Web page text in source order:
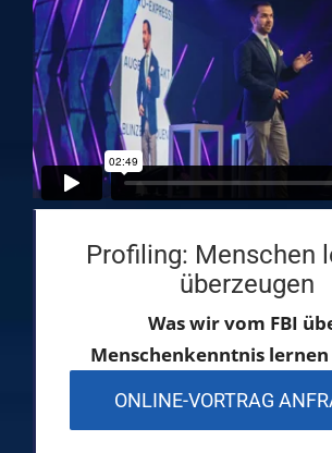
Profiling: Menschen
überzeugen
Was wir vom FBI
Menschenkenntnis
ONLINE-VORTRAG